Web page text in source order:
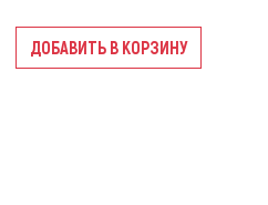
ДОБАВИТЬ В КОРЗИНУ